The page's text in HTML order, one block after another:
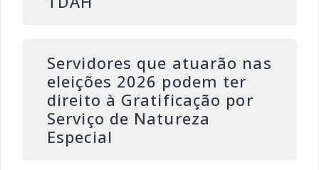
Servidores que atuarão nas
eleições 2026 podem ter
direito à Gratificação por
Serviço de Natureza
Especial